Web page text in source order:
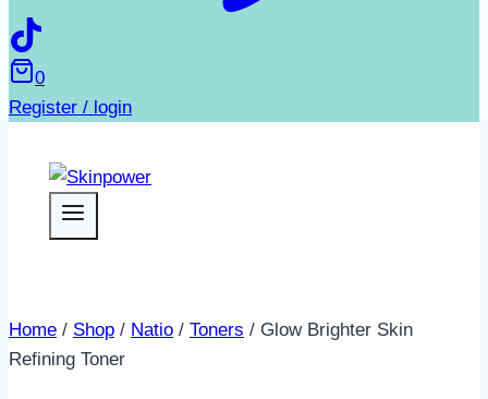
0
Register / login
Home / Shop / Natio / Toners / Glow Brighter Skin
Refining Toner